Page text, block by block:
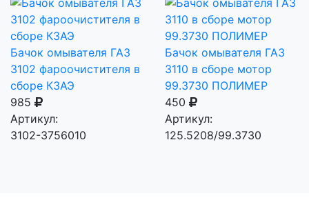
Бачок омывателя ГАЗ
3102 фароочистителя в
сборе КЗАЭ
985
Артикул:
3102-3756010
Бачок омывателя ГАЗ
3110 в сборе мотор
99.3730 ПОЛИМЕР
450
Артикул:
125.5208/99.3730